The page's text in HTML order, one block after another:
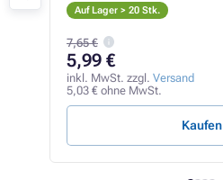
Auf Lager > 20 Stk.
7,65 €
5,99 €
inkl. MwSt. zzgl. Versand
5,03 € ohne MwSt.
Kaufen